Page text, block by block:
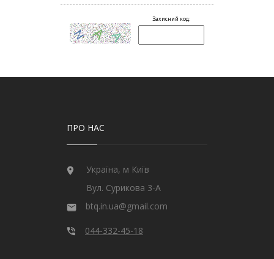
ПРО НАС
Україна, м Київ
Вул. Сурикова 3-А
btq.in.ua@gmail.com
044-332-45-18